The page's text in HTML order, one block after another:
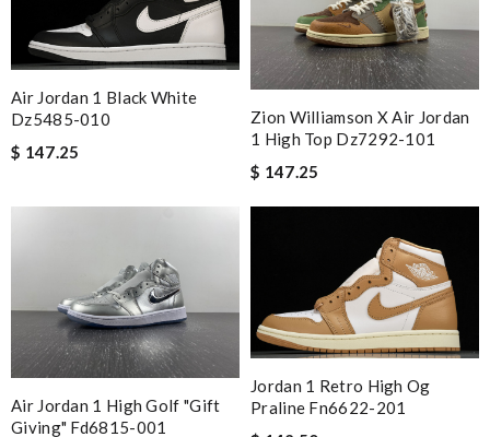
Air Jordan 1 Black White
Dz5485-010
$ 147.25
Zion Williamson X Air Jordan
1 High Top Dz7292-101
$ 147.25
Air Jordan 1 High Golf "gift
Giving" Fd6815-001
Jordan 1 Retro High Og
Praline Fn6622-201